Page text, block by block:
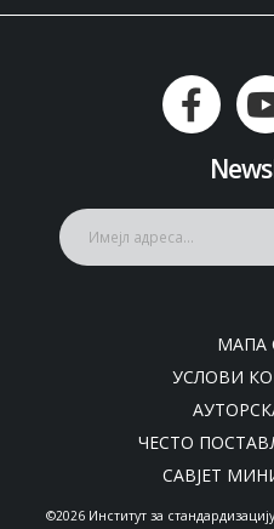
МАПА
УСЛОВИ
ЧЕСТО
САВЈЕТ
©2026 Институт за